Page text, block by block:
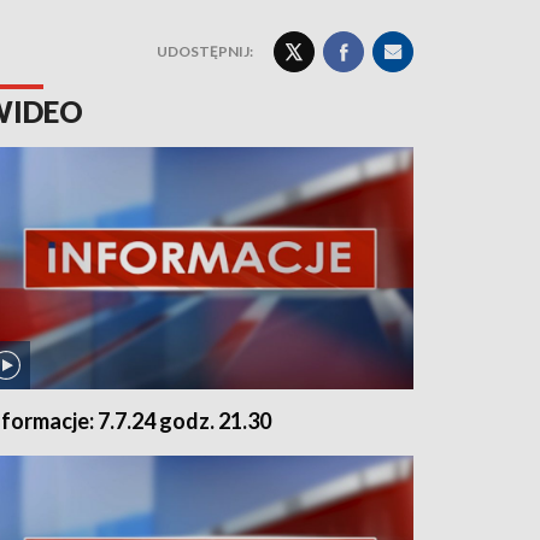
UDOSTĘPNIJ:
7.7.24 godz. 21.30